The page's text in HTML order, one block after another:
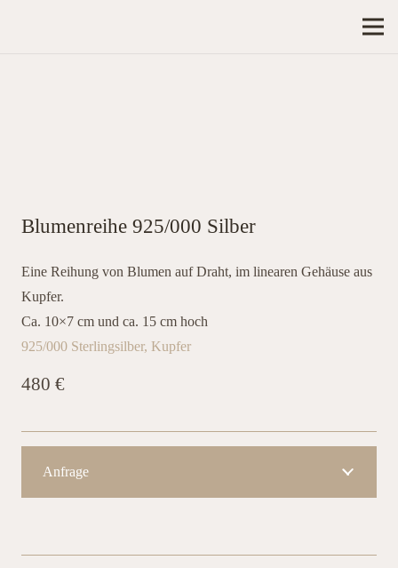
Blumenreihe 925/000 Silber
Eine Reihung von Blumen auf Draht, im linearen Gehäuse aus
Kupfer.
Ca. 10×7 cm und ca. 15 cm hoch
925/000 Sterlingsilber, Kupfer
480 €
Anfrage